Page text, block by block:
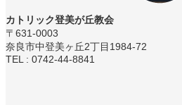
カトリック登美が丘教会
〒631-0003
奈良市中登美ヶ丘2丁目1984-72
TEL : 0742-44-8841